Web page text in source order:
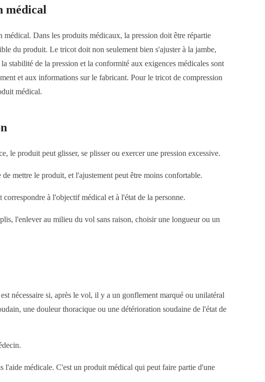
médical
médical. Dans les produits médicaux, la pression doit être répartie
du produit. Le tricot doit non seulement bien s'ajuster à la jambe,
stabilité de la pression et la conformité aux exigences médicales sont
et aux informations sur le fabricant. Pour le tricot de compression
médical.
le produit peut glisser, se plisser ou exercer une pression excessive.
mettre le produit, et l'ajustement peut être moins confortable.
à l'objectif médical et à l'état de la personne.
l'enlever au milieu du vol sans raison, choisir une longueur ou un
nécessaire si, après le vol, il y a un gonflement marqué ou unilatéral
une douleur thoracique ou une détérioration soudaine de l'état de
l'aide médicale. C'est un produit médical qui peut faire partie d'une